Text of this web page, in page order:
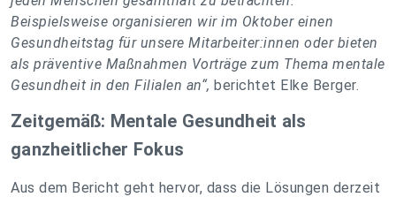
Beispielsweise organisieren wir im Oktober einen
Gesundheitstag für unsere Mitarbeiter:innen oder bieten
als präventive Maßnahmen Vorträge zum Thema mentale
Gesundheit in den Filialen an“, berichtet Elke Berger.
Zeitgemäß: Mentale Gesundheit als
ganzheitlicher Fokus
Aus dem Bericht geht hervor, dass die Lösungen derzeit